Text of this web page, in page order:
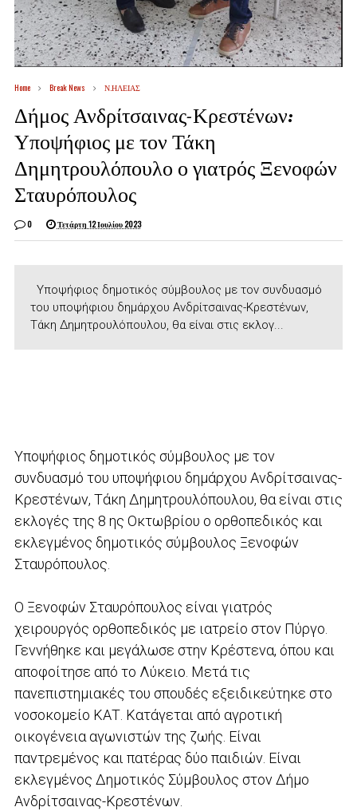
Home Break News Ν.ΗΛΕΙΑΣ
Δήμος Ανδρίτσαινας-Κρεστένων:
Υποψήφιος με τον Τάκη
Δημητρουλόπουλο ο γιατρός Ξενοφών
Σταυρόπουλος
0 Τετάρτη 12 Ιουλίου 2023
Υποψήφιος δημοτικός σύμβουλος με τον συνδυασμό
του υποψήφιου δημάρχου Ανδρίτσαινας-Κρεστένων,
Τάκη Δημητρουλόπουλου, θα είναι στις εκλογ...
Υποψήφιος δημοτικός σύμβουλος με τον
συνδυασμό του υποψήφιου δημάρχου Ανδρίτσαινας-
Κρεστένων, Τάκη Δημητρουλόπουλου, θα είναι στις
εκλογές της 8 ης Οκτωβρίου ο ορθοπεδικός και
εκλεγμένος δημοτικός σύμβουλος Ξενοφών
Σταυρόπουλος.
Ο Ξενοφών Σταυρόπουλος είναι γιατρός
χειρουργός ορθοπεδικός με ιατρείο στον Πύργο.
Γεννήθηκε και μεγάλωσε στην Κρέστενα, όπου και
αποφοίτησε από το Λύκειο. Μετά τις
πανεπιστημιακές του σπουδές εξειδικεύτηκε στο
νοσοκομείο ΚΑΤ. Κατάγεται από αγροτική
οικογένεια αγωνιστών της ζωής. Είναι
παντρεμένος και πατέρας δύο παιδιών. Είναι
εκλεγμένος Δημοτικός Σύμβουλος στον Δήμο
Ανδρίτσαινας-Κρεστένων.